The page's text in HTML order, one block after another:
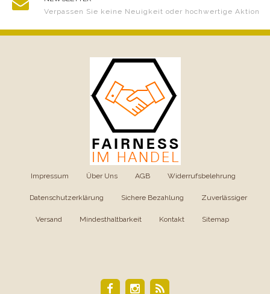
Verpassen Sie keine Neuigkeit oder hochwertige Aktion
Impressum Über Uns AGB Widerrufsbelehrung
Datenschutzerklärung Sichere Bezahlung Zuverlässiger
Versand Mindesthaltbarkeit Kontakt Sitemap